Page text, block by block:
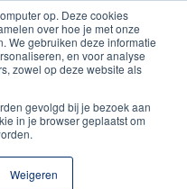
op. Deze cookies
over hoe je met onze
We gebruiken deze informatie
en voor analyse
zowel op deze website als
gevolgd bij je bezoek aan
in je browser geplaatst om
Weigeren